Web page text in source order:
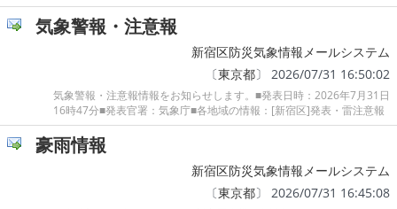
気象警報・注意報
新宿区防災気象情報メールシステム
〔東京都〕 2026/07/31 16:50:02
気象警報・注意報情報をお知らせします。■発表日時：2026年7月31日
16時47分■発表官署：気象庁■各地域の情報：[新宿区]発表・雷注意報
豪雨情報
新宿区防災気象情報メールシステム
〔東京都〕 2026/07/31 16:45:08